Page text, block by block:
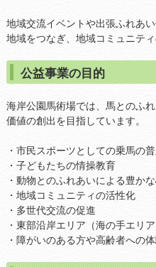
地域交流イベントや出張ふれあ
地域をつなぎ、地域コミュニテ
公益事業の目的
海岸公園馬術場では、馬とのふ
価値の創出を目指しています。
・市民スポーツとしての乗馬の
・子どもたちの情操教育
・動物とのふれあいによる豊か
・地域コミュニティの活性化
・多世代交流の促進
・東部沿岸エリア（海の手エリ
・障がいのある方や高齢者への